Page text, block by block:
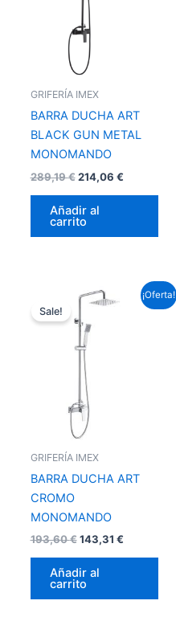
GRIFERÍA IMEX
BARRA DUCHA ART
BLACK GUN METAL
MONOMANDO
289,19€ 214,06 €
Añadir al
carrito
¡Oferta!
Sale!
GRIFERÍA IMEX
BARRA DUCHA ART
CROMO
MONOMANDO
193,60€
El
precio
original
era:
193,60 €.
143,31 €
precio
Añadir al
carrito